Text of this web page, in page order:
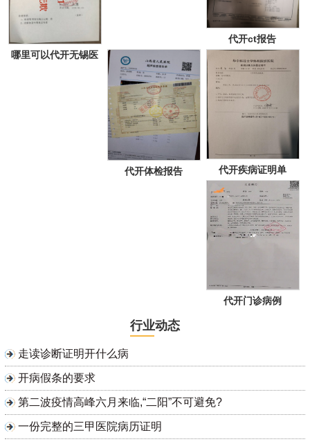
哪里可以代开无锡医
代开ct报告
代开体检报告 代开疾病证明单
代开门诊病例
行业动态
走读诊断证明开什么病
开病假条的要求
第二波疫情高峰六月来临,“二阳”不可避免?
一份完整的三甲医院病历证明